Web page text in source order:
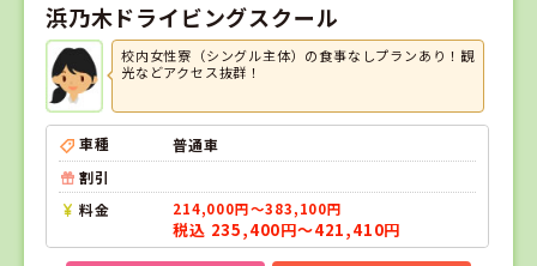
浜乃木ドライビングスクール
校内女性寮（シングル主体）の食事なしプランあり！観
光などアクセス抜群！
車種
普通車
割引
料金
214,000円～383,100円
税込 235,400円～421,410円